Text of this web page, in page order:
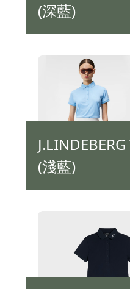
(深藍)
(淺藍)